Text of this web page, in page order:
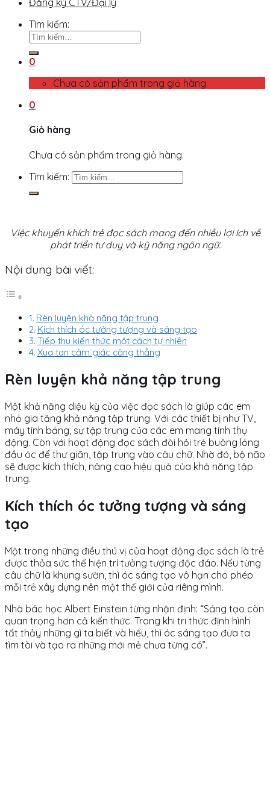
Đăng ký CTV/Đại lý
Tìm kiếm:
0
Chưa có sản phẩm trong giỏ hàng.
0
Giỏ hàng
Chưa có sản phẩm trong giỏ hàng.
Tìm kiếm:
Việc khuyến khích trẻ đọc sách mang đến nhiều lợi ích về
phát triển tư duy và kỹ năng ngôn ngữ.
Nội dung bài viết:
Rèn luyện khả năng tập trung
Kích thích óc tưởng tượng và sáng tạo
Tiếp thu kiến thức một cách tự nhiên
Xua tan cảm giác căng thẳng
Rèn luyện khả năng tập trung
Một khả năng diệu kỳ của việc đọc sách là giúp các em
nhỏ gia tăng khả năng tập trung. Với các thiết bị như TV,
máy tính bảng, sự tập trung của các em mang tính thụ
động. Còn với hoạt động đọc sách đòi hỏi trẻ buông lỏng
đầu óc để thư giãn, tập trung vào câu chữ. Nhờ đó, bộ não
sẽ được kích thích, nâng cao hiệu quả của khả năng tập
trung.
Kích thích óc tưởng tượng và sáng
tạo
Một trong những điều thú vị của hoạt động đọc sách là trẻ
được thỏa sức thể hiện trí tưởng tượng độc đáo. Nếu từng
câu chữ là khung sườn, thì óc sáng tạo vô hạn cho phép
mỗi trẻ xây dựng nên một thế giới của riêng mình.
Nhà bác học Albert Einstein từng nhận định: “Sáng tạo còn
quan trọng hơn cả kiến thức. Trong khi tri thức định hình
tất thảy những gì ta biết và hiểu, thì óc sáng tạo đưa ta
tìm tòi và tạo ra những mới mẻ chưa từng có”.